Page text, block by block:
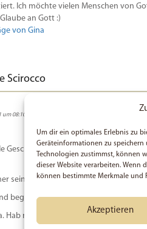
Um dir ein optimales Erlebnis zu
Geräteinformationen zu
Technologien zustimmst, können
dieser Website verarbeiten. Wenn
können bestimmte Merkmale
Akzeptieren
Ich möchte vielen Menschen von
an Gott :)
von Gina
Scirocco
08:10 Uhr
Geschichte!!! Ihr habt an Euren
sein. Das Auto ist aber auch schick. -.)
begeistert. Was für eine Geschichte
Hab noch schöne gesegnete Stunden